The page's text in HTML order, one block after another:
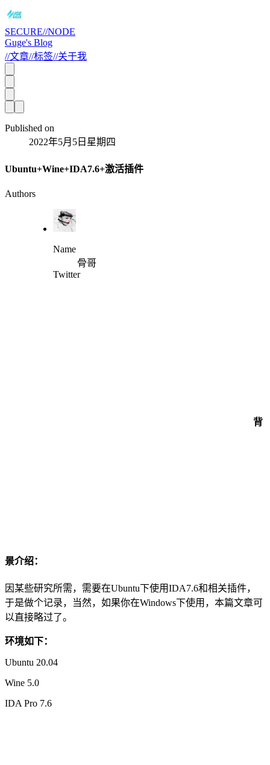
SECURE//NODE
Guge's Blog
//文章//标签//关于我
Published on
2022年5月5日星期四
Ubuntu+Wine+IDA7.6+激活插件
Authors
Name
骨哥
Twitter
背
景介绍：
因某些研究所需，需要在Ubuntu下使用IDA7.6和相关插件，
于是做个记录，当然，如果你在Windows下使用，本篇文章可
以直接略过了。
环境如下：
Ubuntu 20.04
Wine 5.0
IDA Pro 7.6